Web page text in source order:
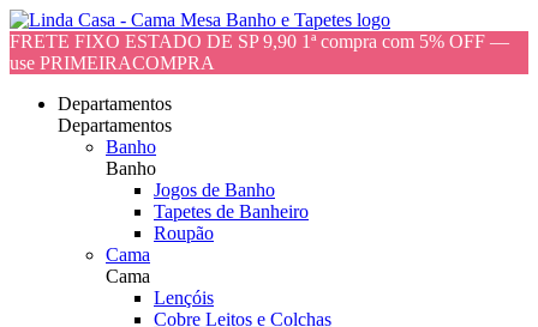
FRETE FIXO ESTADO DE SP 9,90 1ª compra com 5% OFF —
use PRIMEIRACOMPRA
Departamentos
Departamentos
Banho
Banho
Jogos de Banho
Tapetes de Banheiro
Roupão
Cama
Cama
Lençóis
Cobre Leitos e Colchas